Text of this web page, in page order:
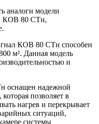
аналоги модели
КОВ 80 СТн,
КОВ 80 СТн способен
м². Данная модель
и
оснащен надежной
позволяет в
нагрев и перекрывает
ситуаций,
системы